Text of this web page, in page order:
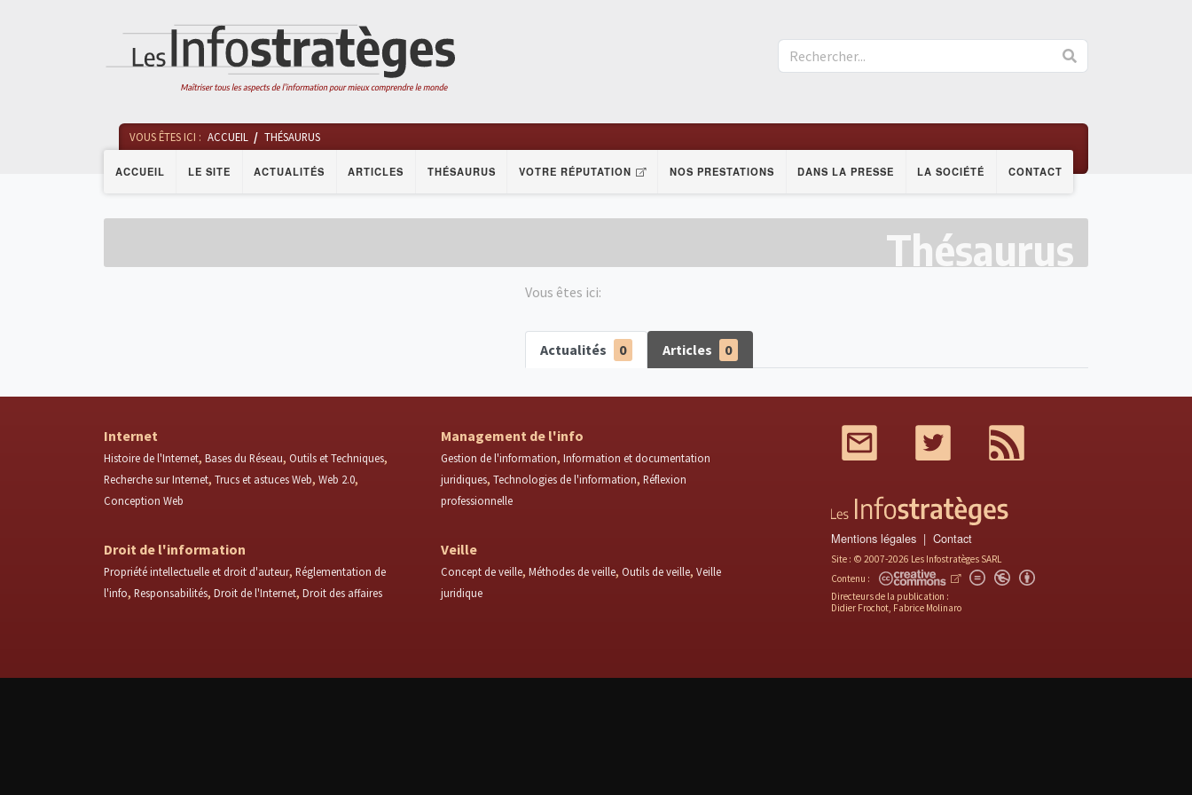
ACCUEIL LE SITE ACTUALITÉS ARTICLES THÉSAURUS VOTRE RÉPUTATION NOS PRESTATIONS DANS LA PRESSE LA SOCIÉTÉ CONTACT
VOUS ÊTES ICI : ACCUEIL THÉSAURUS
Thésaurus
Vous êtes ici:
Actualités 0 Articles 0
Internet
Histoire de l'Internet Bases du Réseau Outils et Techniques
Recherche sur Internet Trucs et astuces Web Web 2.0
Conception Web
Management de l'info
Gestion de l'information Information et documentation
juridiques Technologies de l'information Réflexion
professionnelle
Droit de l'information
Propriété intellectuelle et droit d'auteur Réglementation de
l'info Responsabilités Droit de l'Internet Droit des affaires
Veille
Concept de veille Méthodes de veille Outils de veille Veille
juridique
Twitter
Mentions légales Contact
Site : © 2007-2026 Les Infostratèges SARL
Contenu :
Directeurs de la publication :
Didier Frochot, Fabrice Molinaro